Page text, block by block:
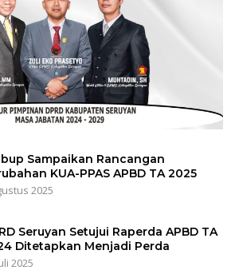
Sampaikan Rancangan
KUA-PPAS APBD TA 2025
2025
Seruyan Setujui Raperda APBD TA
Ditetapkan Menjadi Perda
2025